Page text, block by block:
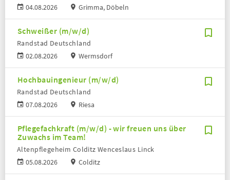
04.08.2026
Grimma, Döbeln
Schweißer (m/w/d)
02.08.2026
Randstad Deutschland
Wermsdorf
Hochbauingenieur (m/w/d)
07.08.2026
Randstad Deutschland
Riesa
Pflegefachkraft (m/w/d) - wir freuen uns über
Zuwachs im Team!
05.08.2026
Altenpflegeheim Colditz Wenceslaus Linck
Colditz